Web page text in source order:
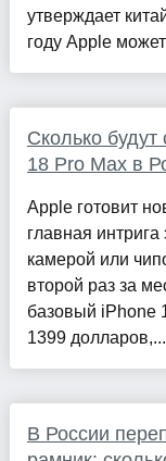
утверждает
году Apple может
Сколько
18 Pro Max в
Apple готовит
главная
камерой или
второй раз за
базовый iPhone
1399 долларов,...
В России